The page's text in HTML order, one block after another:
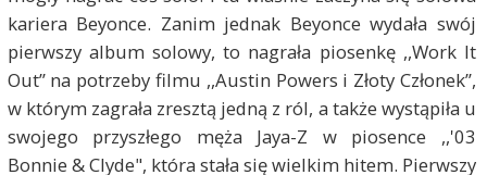
kariera Beyonce. Zanim jednak Beyonce wydała swój
pierwszy album solowy, to nagrała piosenkę ,,Work It
Out” na potrzeby filmu ,,Austin Powers i Złoty Członek”,
w którym zagrała zresztą jedną z ról, a także wystąpiła u
swojego przyszłego męża Jaya-Z w piosence ,,'03
Bonnie & Clyde", która stała się wielkim hitem. Pierwszy